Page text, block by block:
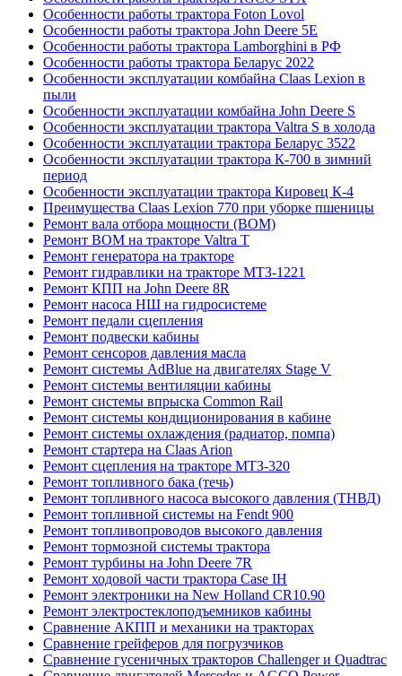
Особенности работы трактора Foton Lovol
Особенности работы трактора John Deere 5E
Особенности работы трактора Lamborghini в РФ
Особенности работы трактора Беларус 2022
Особенности эксплуатации комбайна Claas Lexion в
пыли
Особенности эксплуатации комбайна John Deere S
Особенности эксплуатации трактора Valtra S в холода
Особенности эксплуатации трактора Беларус 3522
Особенности эксплуатации трактора К-700 в зимний
период
Особенности эксплуатации трактора Кировец К-4
Преимущества Claas Lexion 770 при уборке пшеницы
Ремонт вала отбора мощности (ВОМ)
Ремонт ВОМ на тракторе Valtra T
Ремонт генератора на тракторе
Ремонт гидравлики на тракторе МТЗ-1221
Ремонт КПП на John Deere 8R
Ремонт насоса НШ на гидросистеме
Ремонт педали сцепления
Ремонт подвески кабины
Ремонт сенсоров давления масла
Ремонт системы AdBlue на двигателях Stage V
Ремонт системы вентиляции кабины
Ремонт системы впрыска Common Rail
Ремонт системы кондиционирования в кабине
Ремонт системы охлаждения (радиатор, помпа)
Ремонт стартера на Claas Arion
Ремонт сцепления на тракторе МТЗ-320
Ремонт топливного бака (течь)
Ремонт топливного насоса высокого давления (ТНВД)
Ремонт топливной системы на Fendt 900
Ремонт топливопроводов высокого давления
Ремонт тормозной системы трактора
Ремонт турбины на John Deere 7R
Ремонт ходовой части трактора Case IH
Ремонт электроники на New Holland CR10.90
Ремонт электростеклоподъемников кабины
Сравнение АКПП и механики на тракторах
Сравнение грейферов для погрузчиков
Сравнение гусеничных тракторов Challenger и Quadtrac